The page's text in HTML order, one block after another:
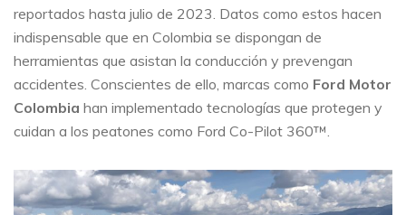
reportados hasta julio de 2023. Datos como estos hacen
indispensable que en Colombia se dispongan de
herramientas que asistan la conducción y prevengan
accidentes. Conscientes de ello, marcas como Ford Motor
Colombia han implementado tecnologías que protegen y
cuidan a los peatones como Ford Co-Pilot 360™.